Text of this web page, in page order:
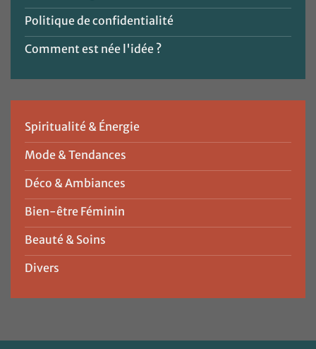
Politique de confidentialité
Comment est née l'idée ?
Spiritualité & Énergie
Mode & Tendances
Déco & Ambiances
Bien-être Féminin
Beauté & Soins
Divers